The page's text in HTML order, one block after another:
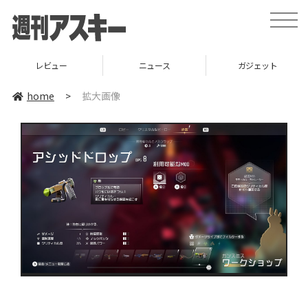
toggle
レビュー ニュース ガジェット
home > 拡大画像